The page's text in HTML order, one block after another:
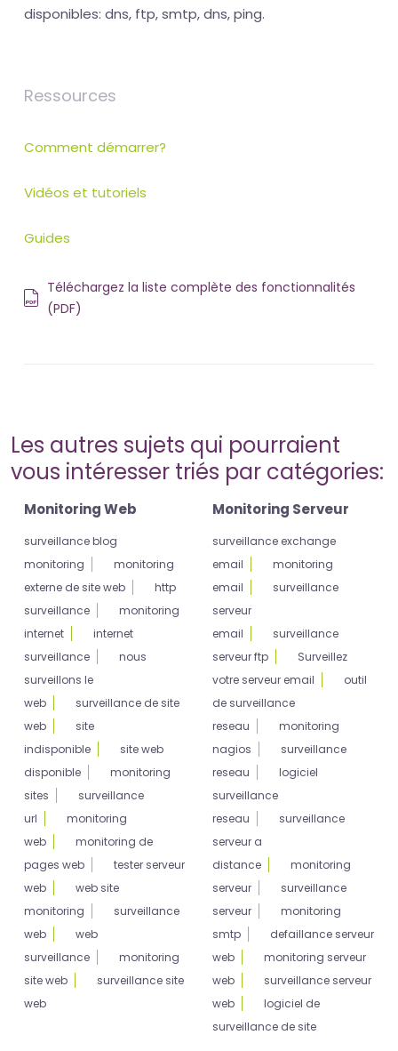
disponibles: dns, ftp, smtp, dns, ping.
Ressources
Comment démarrer?
Vidéos et tutoriels
Guides
Téléchargez la liste complète des fonctionnalités
(PDF)
Les autres sujets qui pourraient
vous intéresser triés par catégories:
Monitoring Web
surveillance blog
monitoring
monitoring
externe de site web
http
surveillance
monitoring
internet
internet
surveillance
nous
surveillons le
web
surveillance de site
web
site
indisponible
site web
disponible
monitoring
sites
surveillance
url
monitoring
web
monitoring de
pages web
tester serveur
web
web site
monitoring
surveillance
web
web
surveillance
monitoring
site web
surveillance site
web
Monitoring Serveur
surveillance exchange
email
monitoring
email
surveillance
serveur
email
surveillance
serveur ftp
Surveillez
votre serveur email
outil
de surveillance
reseau
monitoring
nagios
surveillance
reseau
logiciel
surveillance
reseau
surveillance
serveur a
distance
monitoring
serveur
surveillance
serveur
monitoring
smtp
defaillance serveur
web
monitoring serveur
web
surveillance serveur
web
logiciel de
surveillance de site